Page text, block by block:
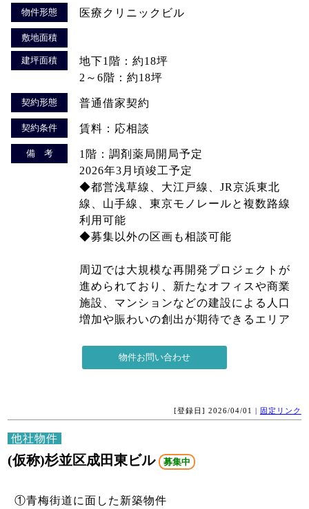
物件形態 医療クリニックビル
敷地面積
建坪面積
地下1階：約18坪
2～6階：約18坪
契約形態 普通借家契約
契約条件 賃料：応相談
備 考
1階：調剤薬局開局予定
2026年3月頃竣工予定
◆都営浅草線、大江戸線、JR京浜東北
線、山手線、東京モノレールと複数路線
利用可能
◆募集以外の区画も相談可能
周辺では大規模な再開発プロジェクトが
進められており、新たなオフィスや商業
施設、マンションなどの建設による人口
増加や賑わいの創出が期待できるエリア
[登録日] 2026/04/01 | 固定リンク
他社物件
(仮称)杉並区成田東ビル 募集中
①青梅街道に面した新築物件